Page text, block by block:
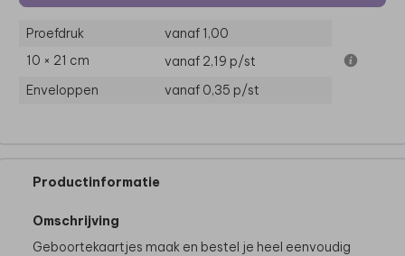
Proefdruk
vanaf 1,00
10 × 21 cm
vanaf 2,19 p/st
Enveloppen
vanaf 0,35 p/st
Productinformatie
Omschrijving
Geboortekaartjes maak en bestel je heel eenvoudig